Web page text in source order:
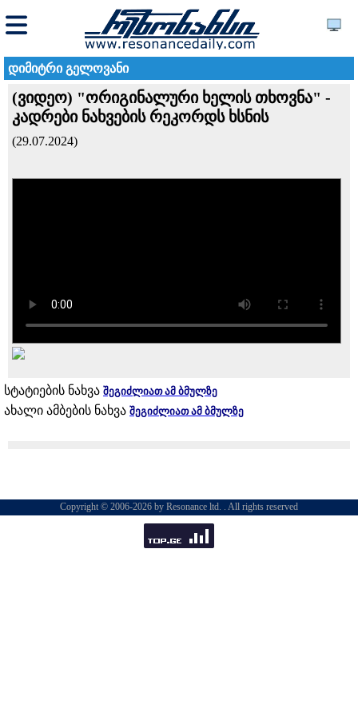
დიმიტრი გელოვანი
(ვიდეო) "ორიგინალური ხელის თხოვნა" -
კადრები ნახვების რეკორდს ხსნის
(29.07.2024)
სტატიების ნახვა შეგიძლიათ ამ ბმულზე
ახალი ამბების ნახვა შეგიძლიათ ამ ბმულზე
Copyright © 2006-2026 by Resonance ltd. . All rights reserved